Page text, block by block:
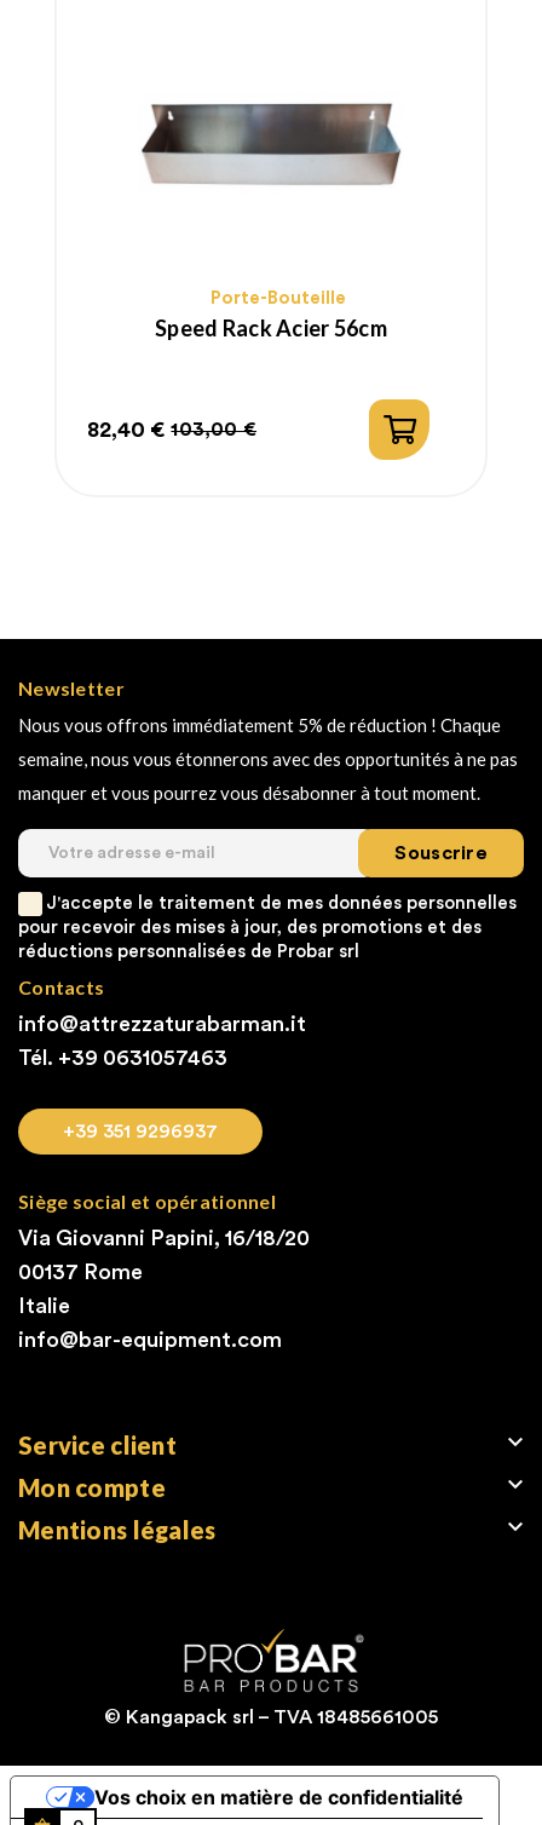
Porte-Bouteille
Speed Rack Acier 56cm
Prix
82,40 €
Prix
103,00 €
Newsletter
Nous vous offrons immédiatement 5% de réduction ! Chaque
semaine, nous vous étonnerons avec des opportunités à ne pas
manquer et vous pourrez vous désabonner à tout moment.
Souscrire
J'accepte le traitement de mes données personnelles
pour recevoir des mises à jour, des promotions et des
réductions personnalisées de Probar srl
Contacts
info@attrezzaturabarman.it
Tél. +39 0631057463
+39 351 9296937
Siège social et opérationnel
Via Giovanni Papini, 16/18/20
00137 Rome
Italie
info@bar-equipment.com
Service client

Mon compte

Mentions légales

© Kangapack srl – TVA 18485661005
Vos choix en matière de confidentialité